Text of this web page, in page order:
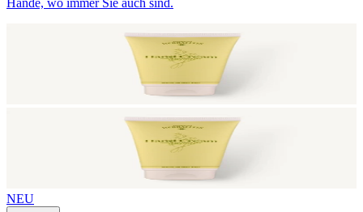
Hände, wo immer Sie auch sind.
NEU